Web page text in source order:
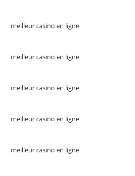
meilleur casino en ligne
meilleur casino en ligne
meilleur casino en ligne
meilleur casino en ligne
meilleur casino en ligne